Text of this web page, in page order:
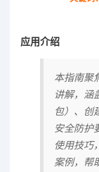
应用介绍
本指南聚
讲解，涵
包）、创
安全防护
使用技巧
案例，帮